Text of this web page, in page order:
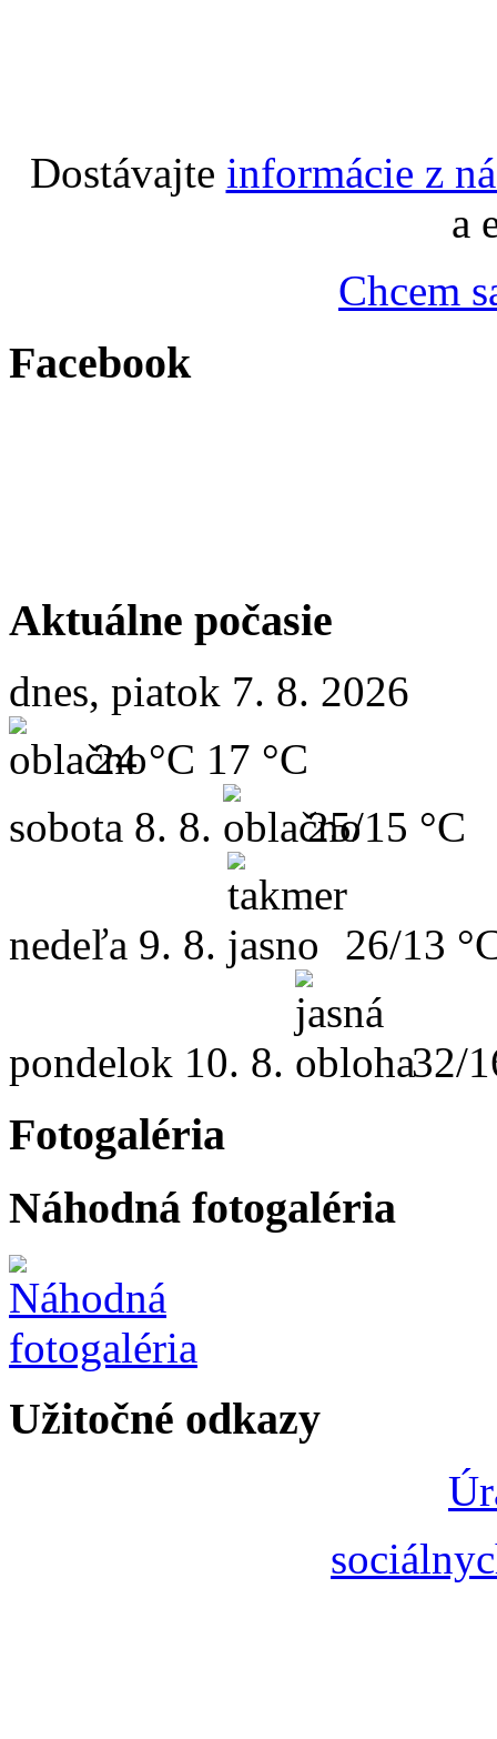
Dostávajte informácie z
a
Chcem
Facebook
Aktuálne počasie
dnes, piatok 7. 8. 2026
24 °C 17 °C
sobota 8. 8. 25/15 °C
nedeľa 9. 8. 26/13
pondelok 10. 8. 32/
Fotogaléria
Náhodná fotogaléria
Užitočné odkazy